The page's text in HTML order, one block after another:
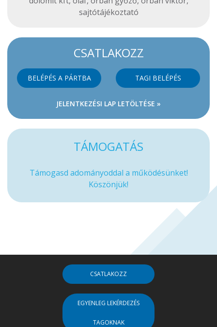
sajtótájékoztató
CSATLAKOZZ
BELÉPÉS A PÁRTBA TAGI BELÉPÉS
JELENTKEZÉSI LAP LETÖLTÉSE »
TÁMOGATÁS
Támogasd adományoddal a működésünket!
Köszönjük!
CSATLAKOZZ
EGYENLEG LEKÉRDEZÉS
TAGOKNAK